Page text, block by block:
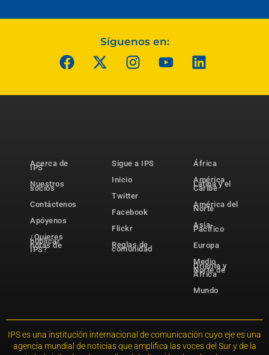
Síguenos en:
Acerca de
IPS
Nuestros
socios
Contáctenos
Apóyenos
¿Quieres
publicar
notas de
IPS?
Sigue a IPS
Inicio
Twitter
Facebook
Flickr
Reglas de
comunidad
África
América
Latina y el
Caribe
América del
Norte
Asia-
Pacífico
Europa
Medio
Oriente y
Norte de
África
Mundo
IPS es una institución internacional de comunicación cuyo eje es una
agencia mundial de noticias que amplifica las voces del Sur y de la